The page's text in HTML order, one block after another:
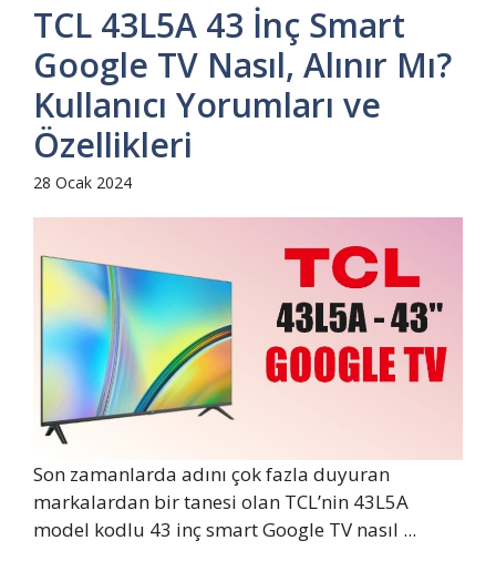
TCL 43L5A 43 İnç Smart
Google TV Nasıl, Alınır Mı?
Kullanıcı Yorumları ve
Özellikleri
28 Ocak 2024
Son zamanlarda adını çok fazla duyuran
markalardan bir tanesi olan TCL’nin 43L5A
model kodlu 43 inç smart Google TV nasıl ...